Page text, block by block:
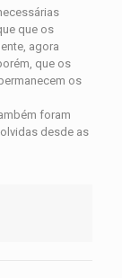
que os
agora
que os
os
foram
desde as